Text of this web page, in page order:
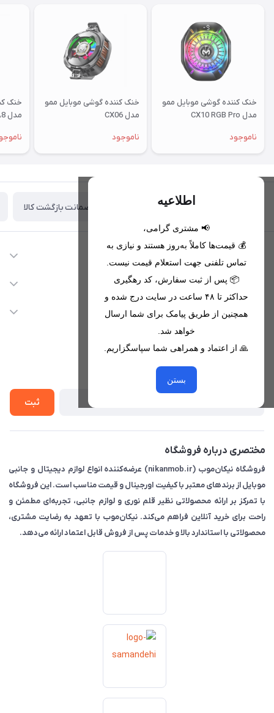
خنک کننده گوشی موبایل ممو
مدل CX10 RGB Pro
ناموجود
خنک کننده گوشی موبایل ممو
مدل CX06
ناموجود
خنک
مدل DLA8
اطلاعیه
📢 مشتری گرامی،
💰 قیمت‌ها کاملاً به‌روز هستند و نیازی به
تماس تلفنی جهت استعلام قیمت نیست.
📦 پس از ثبت سفارش، کد رهگیری
حداکثر تا ۴۸ ساعت در سایت درج شده و
همچنین از طریق پیامک برای شما ارسال
خواهد شد.
🙏 از اعتماد و همراهی شما سپاسگزاریم.
بستن
تحویل اکسپرس(با هماهنگی) ضمانت بازگشت کالا
اطلاعات تماس
09221680256 - 09373782289
nikanmobstore@gmail.com
هرمزگان، بندرخمیر، شهرک رودبار
دسترسی سریع
لیست محصولات
خدمات مشتریان
حریم خصوصی
از جدید‌ترین تخفیف‌ها با‌ خبر شوید
ثبت
مختصری درباره فروشگاه
فروشگاه نیکان‌موب (nikanmob.ir) عرضه‌کننده انواع لوازم دیجیتال و جانبی
موبایل از برندهای معتبر با کیفیت اورجینال و قیمت مناسب است. این فروشگاه
با تمرکز بر ارائه محصولاتی نظیر قلم نوری و لوازم جانبی، تجربه‌ای مطمئن و
راحت برای خرید آنلاین فراهم می‌کند. نیکان‌موب با تعهد به رضایت مشتری،
محصولاتی با استاندارد بالا و خدمات پس از فروش قابل اعتماد ارائه می‌دهد.